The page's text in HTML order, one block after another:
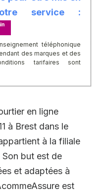
service :
téléphonique
des marques et des
tarifaires sont
en ligne
à Brest dans le
à la filiale
but est de
et adaptées à
est